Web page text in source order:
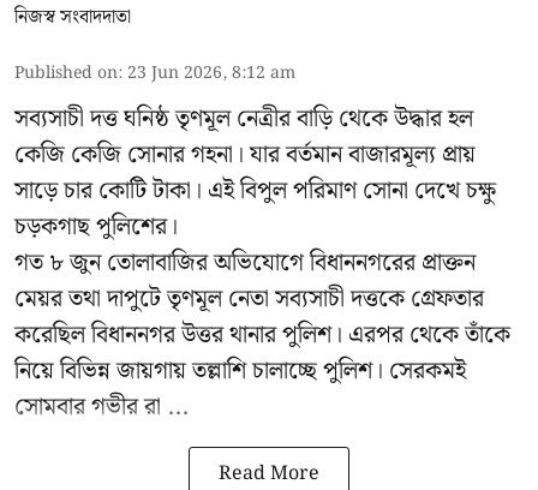
নিজস্ব সংবাদদাতা
Published on: 23 Jun 2026, 8:12 am
সব্যসাচী দত্ত ঘনিষ্ঠ তৃণমূল নেত্রীর বাড়ি থেকে উদ্ধার হল
কেজি কেজি সোনার গহনা। যার বর্তমান বাজারমূল্য প্রায়
সাড়ে চার কোটি টাকা। এই বিপুল পরিমাণ সোনা দেখে চক্ষু
চড়কগাছ পুলিশের।
গত ৮ জুন তোলাবাজির অভিযোগে বিধাননগরের প্রাক্তন
মেয়র তথা দাপুটে তৃণমূল নেতা সব্যসাচী দত্তকে গ্রেফতার
করেছিল বিধাননগর উত্তর থানার পুলিশ। এরপর থেকে তাঁকে
নিয়ে বিভিন্ন জায়গায় তল্লাশি চালাচ্ছে পুলিশ। সেরকমই
সোমবার গভীর রা ...
Read More